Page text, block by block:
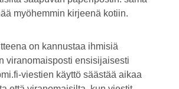
myöhemmin kirjeenä kotiin.
on kannustaa ihmisiä
viranomaisposti ensisijaisesti
viestien käyttö säästää aikaa